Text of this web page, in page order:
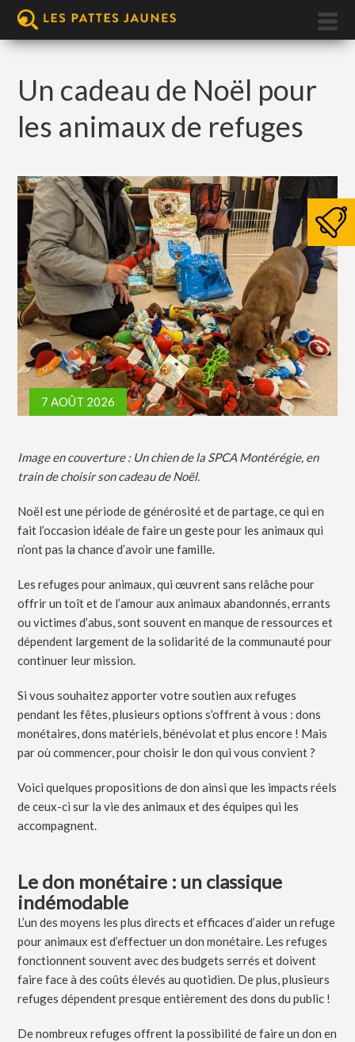
Un cadeau de Noël pour
les animaux de refuges
7 AOÛT 2026
Image en couverture : Un chien de la SPCA Montérégie, en
train de choisir son cadeau de Noël.
Noël est une période de générosité et de partage, ce qui en
fait l’occasion idéale de faire un geste pour les animaux qui
n’ont pas la chance d’avoir une famille.
Les refuges pour animaux, qui œuvrent sans relâche pour
offrir un toît et de l’amour aux animaux abandonnés, errants
ou victimes d’abus, sont souvent en manque de ressources et
dépendent largement de la solidarité de la communauté pour
continuer leur mission.
Si vous souhaitez apporter votre soutien aux refuges
pendant les fêtes, plusieurs options s’offrent à vous : dons
monétaires, dons matériels, bénévolat et plus encore ! Mais
par où commencer, pour choisir le don qui vous convient ?
Voici quelques propositions de don ainsi que les impacts réels
de ceux-ci sur la vie des animaux et des équipes qui les
accompagnent.
Le don monétaire : un classique
indémodable
L’un des moyens les plus directs et efficaces d’aider un refuge
pour animaux est d’effectuer un don monétaire. Les refuges
fonctionnent souvent avec des budgets serrés et doivent
faire face à des coûts élevés au quotidien. De plus, plusieurs
refuges dépendent presque entièrement des dons du public !
De nombreux refuges offrent la possibilité de faire un don en